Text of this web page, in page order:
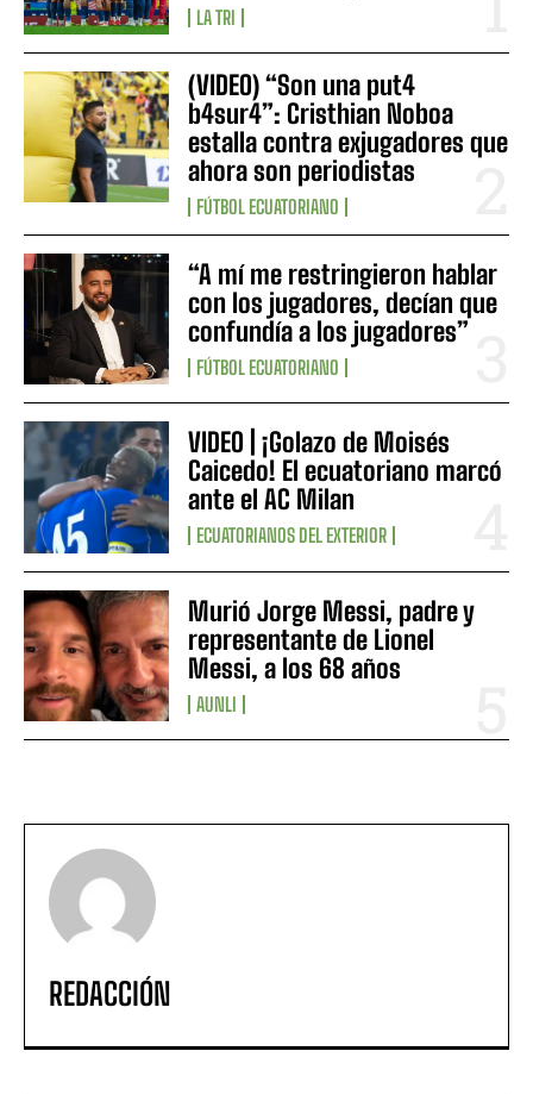
LA TRI
(VIDEO) “Son una put4
b4sur4”: Cristhian Noboa
estalla contra exjugadores que
ahora son periodistas
FÚTBOL ECUATORIANO
“A mí me restringieron hablar
con los jugadores, decían que
confundía a los jugadores”
FÚTBOL ECUATORIANO
VIDEO | ¡Golazo de Moisés
Caicedo! El ecuatoriano marcó
ante el AC Milan
ECUATORIANOS DEL EXTERIOR
Murió Jorge Messi, padre y
representante de Lionel
Messi, a los 68 años
AUNLI
REDACCIÓN